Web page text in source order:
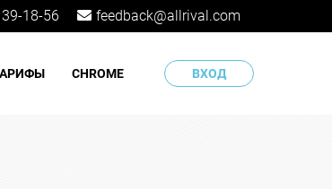
feedback@allrival.com
18-56
CHROME ВХОД